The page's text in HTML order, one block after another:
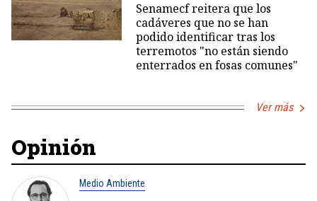
Senamecf reitera que los
cadáveres que no se han
podido identificar tras los
terremotos "no están siendo
enterrados en fosas comunes"
Ver más
Opinión
Medio Ambiente